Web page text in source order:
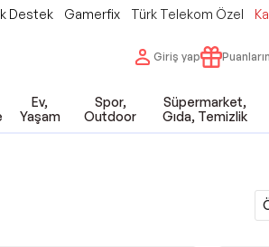
Destek Gamerfix Türk Telekom Özel
Giriş yap
Ev,
Yaşam
Spor,
Outdoor
Süpermarket,
Gıda, Temizlik